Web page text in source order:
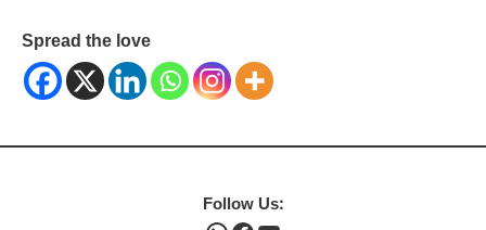
Spread the love
Follow Us: